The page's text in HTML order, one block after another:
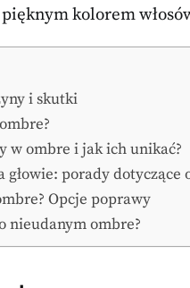
kolorem
i skutki
w ombre i jak ich unikać?
głowie: porady dotyczące
Opcje poprawy
nieudanym ombre?